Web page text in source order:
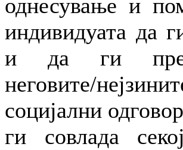
однесување и
индивидуата да
и да ги
неговите/
социјални
ги совлада